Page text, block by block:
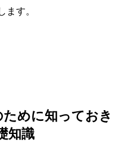
ます。
めに知っておき
知識